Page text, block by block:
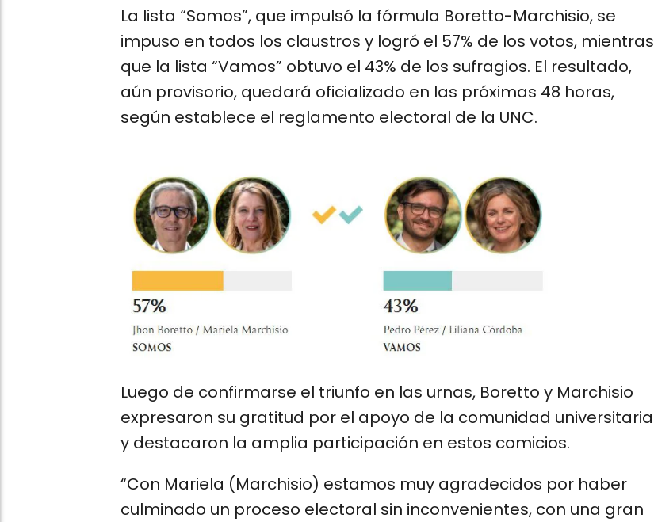
La lista “Somos”, que impulsó la fórmula Boretto-Marchisio, se
impuso en todos los claustros y logró el 57% de los votos, mientras
que la lista “Vamos” obtuvo el 43% de los sufragios. El resultado,
aún provisorio, quedará oficializado en las próximas 48 horas,
según establece el reglamento electoral de la UNC.
Luego de confirmarse el triunfo en las urnas, Boretto y Marchisio
expresaron su gratitud por el apoyo de la comunidad universitaria
y destacaron la amplia participación en estos comicios.
“Con Mariela (Marchisio) estamos muy agradecidos por haber
culminado un proceso electoral sin inconvenientes, con una gran